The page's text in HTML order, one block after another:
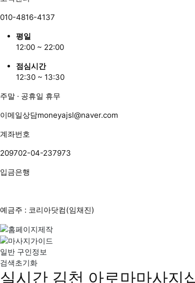
010-4816-4137
평일
12:00 ~ 22:00
점심시간
12:30 ~ 13:30
주말 · 공휴일 휴무
이메일상담moneyajsl@naver.com
계좌번호
209702-04-237973
입금은행
예금주 : 코리아닷컴(임채진)
일반 구인정보
검색초기화
실시간 김천 아로마마사지